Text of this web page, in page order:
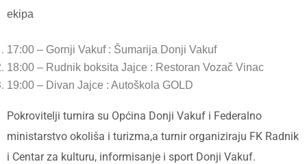
ekipa
17:00 – Gornji Vakuf : Šumarija Donji Vakuf
18:00 – Rudnik boksita Jajce : Restoran Vozač Vinac
19:00 – Divan Jajce : Autoškola GOLD
Pokrovitelji turnira su Općina Donji Vakuf i Federalno
ministarstvo okoliša i turizma,a turnir organiziraju FK Radnik
i Centar za kulturu, informisanje i sport Donji Vakuf.